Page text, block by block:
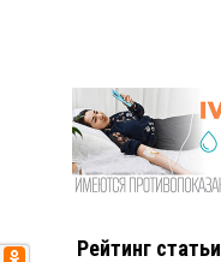
Рейтинг статьи